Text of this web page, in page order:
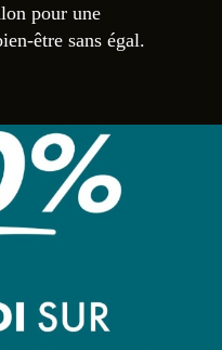
pour une
être sans égal.